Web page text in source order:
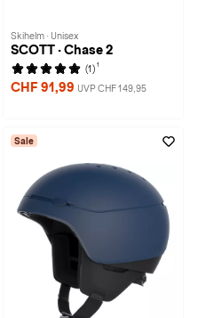
Skihelm · Unisex
SCOTT · Chase 2
(1) 1
CHF 91,99 UVP CHF 149,95
Sale